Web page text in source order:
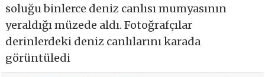
soluğu binlerce deniz canlısı mumyasının
yeraldığı müzede aldı. Fotoğrafçılar
derinlerdeki deniz canlılarını karada
görüntüledi